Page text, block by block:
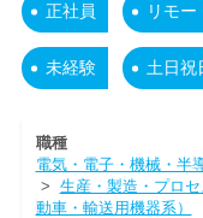
正社員 リモ
未経験 土日祝
職種
電気・電子・機械・半
> 生産・製造・プロ
動車・輸送用機器系）